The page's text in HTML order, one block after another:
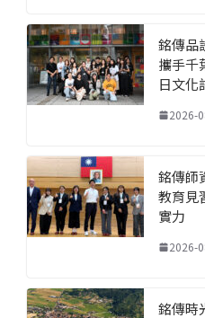
銘傳品
攜手千
日文化
2026-
銘傳師
教育見
實力
2026-
銘傳時